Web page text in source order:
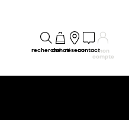
rechercheachatréseaucontactmon
compte